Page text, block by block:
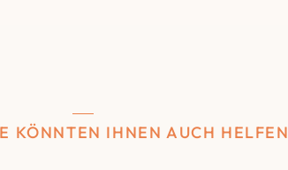
KÖNNTEN IHNEN AUCH HELFEN